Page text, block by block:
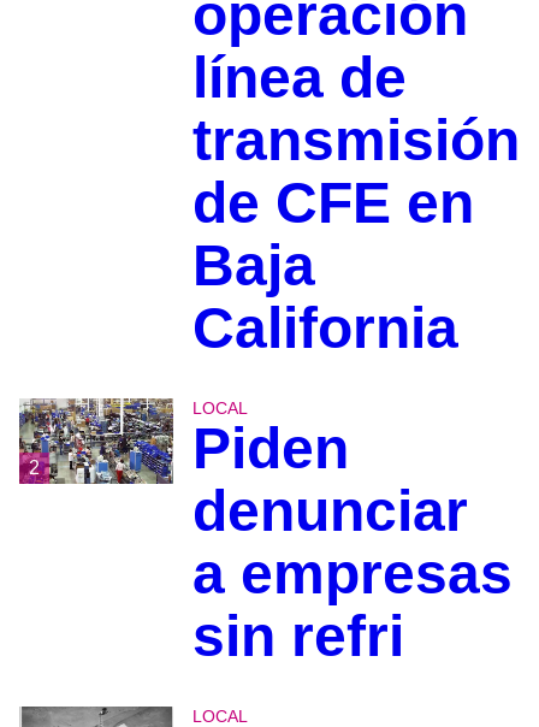
operación
línea de
transmisión
de CFE en
Baja
California
2
LOCAL
Piden
denunciar
a empresas
sin refri
LOCAL